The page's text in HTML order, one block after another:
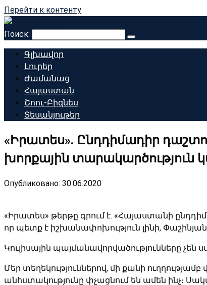
Перейти к контенту
Поиск:
Գլխավոր
Լուրեր
Ժամանաց
Հայաստան
Շոու-Բիզնես
Տեսանյութեր
«Իրատես». Ընդդիմադիր
խորքային տարակարծություն
Опубликовано: 30.06.2020
«Իրատես» թերթը գրում է. «Հայաստանի
որ պետք է իշխանափոխություն լինի,
Կուլիսային պայմանավորվածությունները
Մեր տեղեկություններով, մի քանի
անհստակությունը փչացնում են ամեն ինչ։